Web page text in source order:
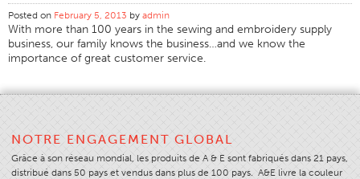
Type De Fibre
Distributeur
Textiles Techniques
Application
Vue D'ensemble
Cartes De Couleurs
Posted on February 5, 2013 by admin
With more than 100 years in the sewing and embroidery supply
business, our family knows the business…and we know the
importance of great customer service.
NOTRE ENGAGEMENT GLOBAL
Grâce à son réseau mondial, les produits de A & E sont fabriqués dans 21 pays,
distribué dans 50 pays et vendus dans plus de 100 pays. A&E livre la couleur